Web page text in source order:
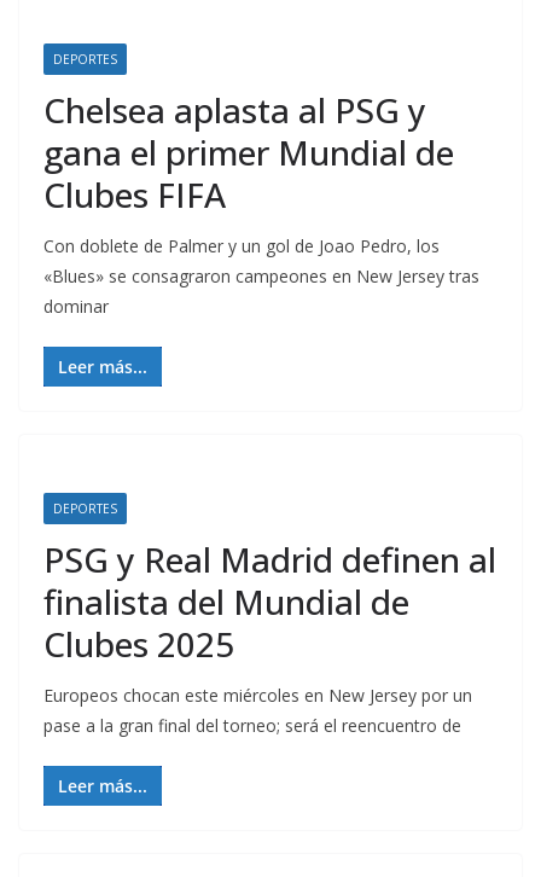
DEPORTES
Chelsea aplasta al PSG y
gana el primer Mundial de
Clubes FIFA
Con doblete de Palmer y un gol de Joao Pedro, los
«Blues» se consagraron campeones en New Jersey tras
dominar
Leer más...
DEPORTES
PSG y Real Madrid definen al
finalista del Mundial de
Clubes 2025
Europeos chocan este miércoles en New Jersey por un
pase a la gran final del torneo; será el reencuentro de
Leer más...